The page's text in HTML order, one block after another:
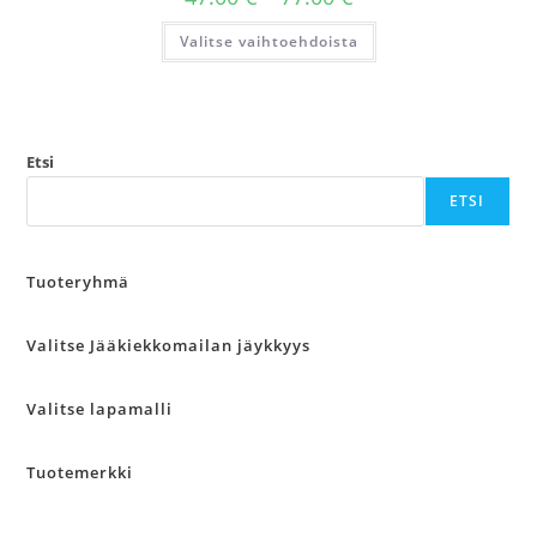
47.00 €
-
77.00 €
Valitse vaihtoehdoista
Tällä
on
sivulla.
Etsi
ETSI
Tuoteryhmä
Valitse Jääkiekkomailan jäykkyys
Valitse lapamalli
Tuotemerkki